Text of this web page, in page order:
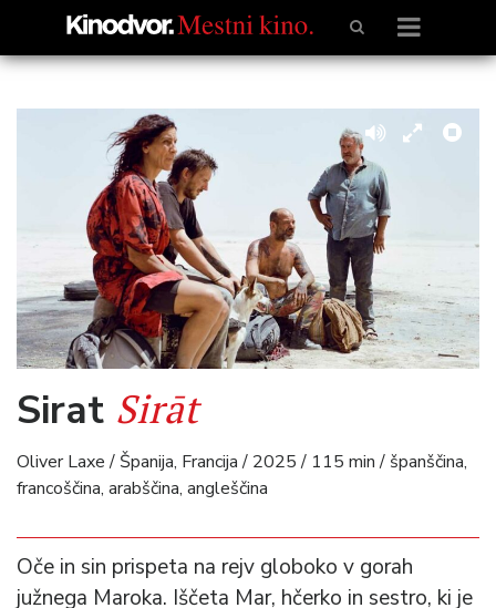
Sirat Sirāt
Oliver Laxe / Španija, Francija / 2025 / 115 min / španščina,
francoščina, arabščina, angleščina
Oče in sin prispeta na rejv globoko v gorah
južnega Maroka. Iščeta Mar, hčerko in sestro, ki je